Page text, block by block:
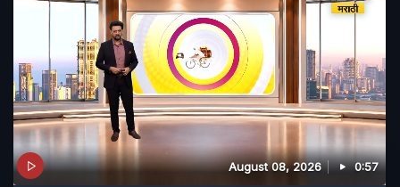
August 08, 2026 0:57